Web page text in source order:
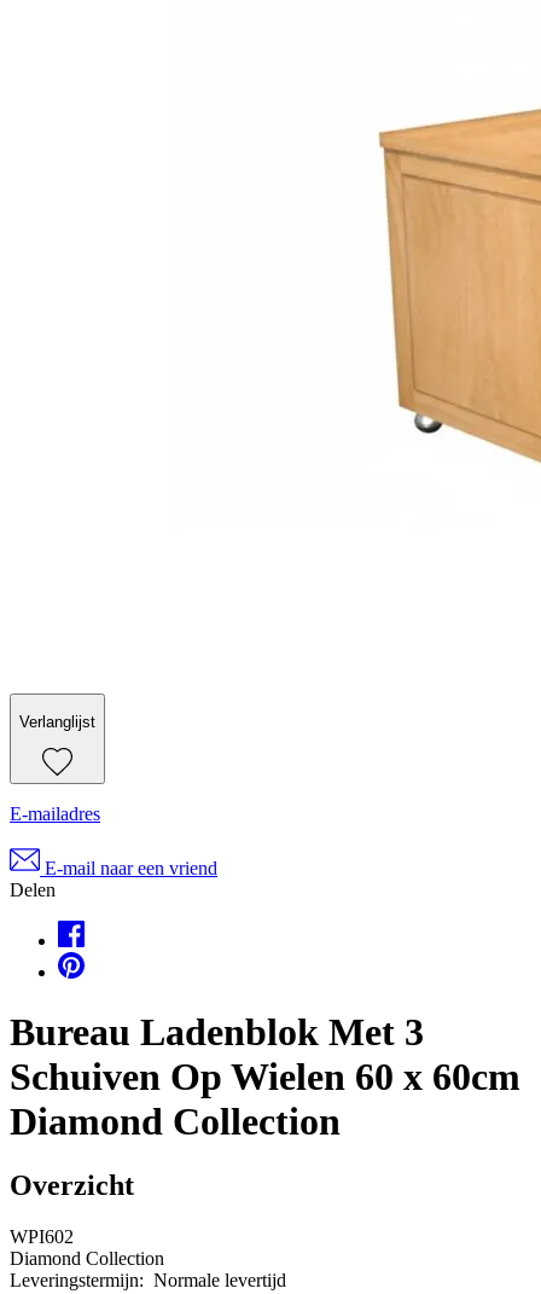
Verlanglijst
E-mailadres
E-mail naar een vriend
Delen
Bureau Ladenblok Met 3
Schuiven Op Wielen 60 x 60cm
Diamond Collection
Overzicht
WPI602
Diamond Collection
Leveringstermijn: Normale levertijd